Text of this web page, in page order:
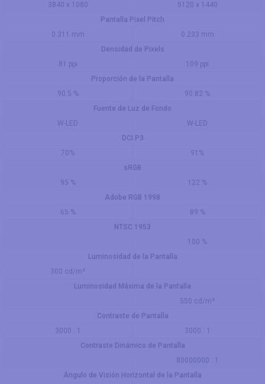
3840 x 1080
5120 x 1440
Pantalla Pixel Pitch
0.311 mm
0.233 mm
Densidad de Pixels
81 ppi
109 ppi
Proporción de la Pantalla
90.5 %
90.82 %
Fuente de Luz de Fondo
W-LED
W-LED
DCI P3
70%
91%
sRGB
95 %
122 %
Adobe RGB 1998
65 %
89 %
NTSC 1953
100 %
Luminosidad de la Pantalla
300 cd/m²
Luminosidad Máxima de la Pantalla
550 cd/m²
Contraste de Pantalla
3000 : 1
3000 : 1
Contraste Dinámico de Pantalla
80000000 : 1
Ángulo de Visión Horizontal de la Pantalla